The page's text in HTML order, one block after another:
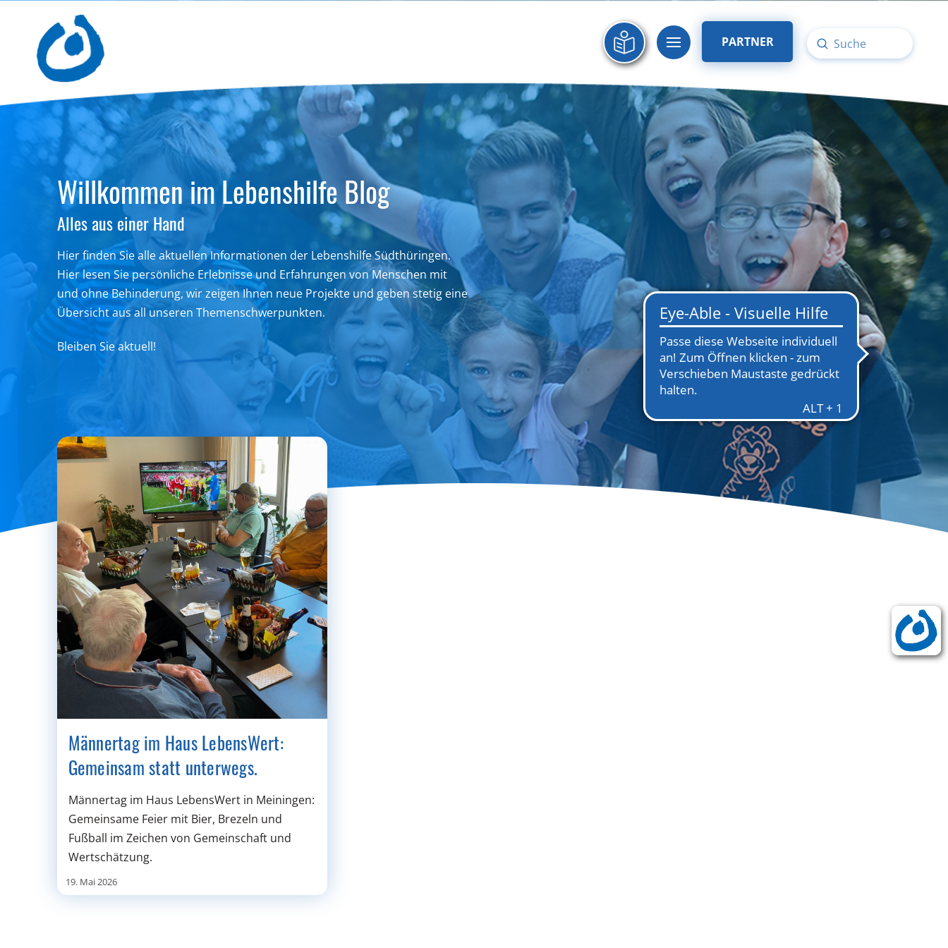
PARTNER
Search
Submit
Willkommen im Lebenshilfe Blog
Alles aus einer Hand
Hier finden Sie alle aktuellen Informationen der Lebenshilfe Südthüringen.
Hier lesen Sie persönliche Erlebnisse und Erfahrungen von Menschen mit
und ohne Behinderung, wir zeigen Ihnen neue Projekte und geben stetig eine
Übersicht aus all unseren Themenschwerpunkten.
Bleiben Sie aktuell!
Männertag im Haus LebensWert:
Gemeinsam statt unterwegs.
Männertag im Haus LebensWert in Meiningen:
Gemeinsame Feier mit Bier, Brezeln und
Fußball im Zeichen von Gemeinschaft und
Wertschätzung.
19. Mai 2026